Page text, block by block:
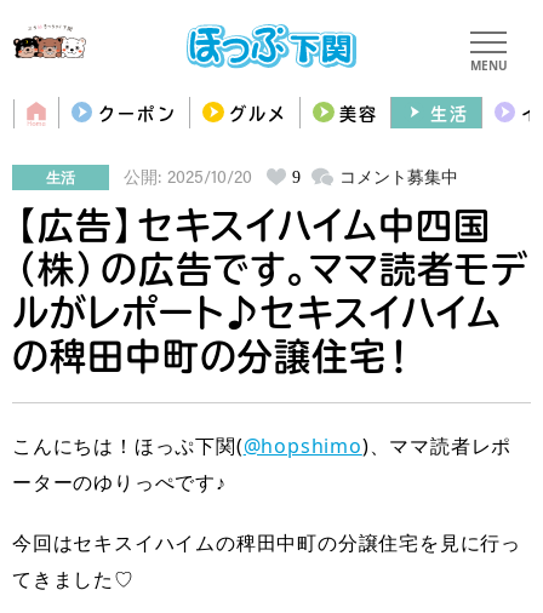
MENU
クーポン グルメ 美容 生活
生活 公開: 2025/10/20 9 コメント募集中
【広告】セキスイハイム中四国
（株）の広告です。ママ読者モデ
ルがレポート♪セキスイハイム
の稗田中町の分譲住宅！
こんにちは！ほっぷ下関(@hopshimo)、ママ読者レポ
ーターのゆりっぺです♪
今回はセキスイハイムの稗田中町の分譲住宅を見に行っ
てきました♡